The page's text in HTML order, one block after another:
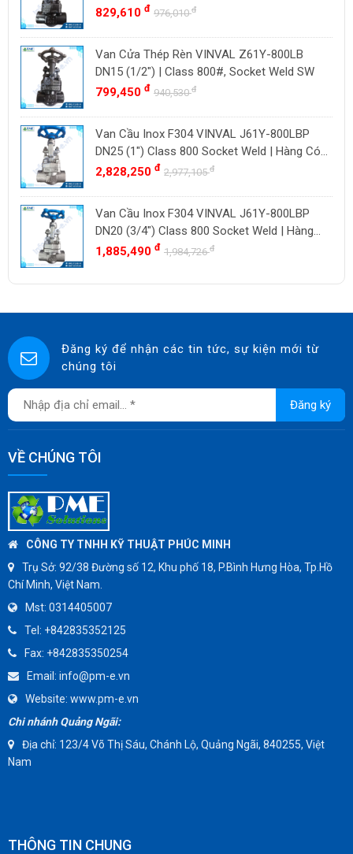
829,610 đ 976,010đ
Van Cửa Thép Rèn VINVAL Z61Y-800LB
DN15 (1/2") | Class 800#, Socket Weld SW
799,450 đ 940,530đ
Van Cầu Inox F304 VINVAL J61Y-800LBP
DN25 (1") Class 800 Socket Weld | Hàng Có
Sẵn
2,828,250 đ 2,977,105đ
Van Cầu Inox F304 VINVAL J61Y-800LBP
DN20 (3/4") Class 800 Socket Weld | Hàng
Có Sẵn
1,885,490 đ 1,984,726đ
Đăng ký để nhận các tin tức, sự kiện mới từ
chúng tôi
Đăng ký
VỀ CHÚNG TÔI
CÔNG TY TNHH KỸ THUẬT PHÚC MINH
Trụ Sở: 92/38 Đường số 12, Khu phố 18, P.Bình Hưng Hòa, Tp.Hồ
Chí Minh, Việt Nam.
Mst: 0314405007
Tel: +842835352125
Fax: +842835350254
Email: info@pm-e.vn
Website: www.pm-e.vn
Chi nhánh Quảng Ngãi:
Địa chỉ: 123/4 Võ Thị Sáu, Chánh Lộ, Quảng Ngãi, 840255, Việt
Nam
THÔNG TIN CHUNG